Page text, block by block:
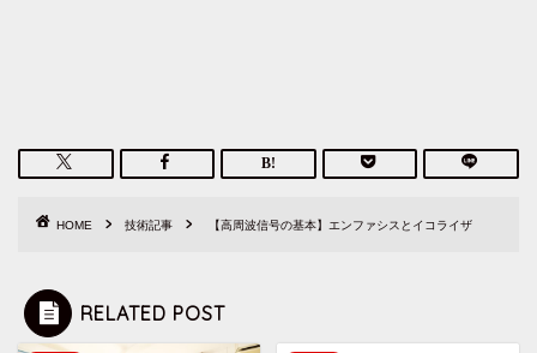
HOME 技術記事 【高周波信号の基本】エンファシスとイコライザ
RELATED POST